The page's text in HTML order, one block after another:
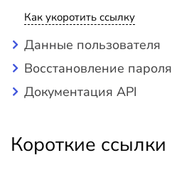
Как укоротить ссылку
Данные пользователя
Восстановление пароля
Документация API
Короткие ссылки